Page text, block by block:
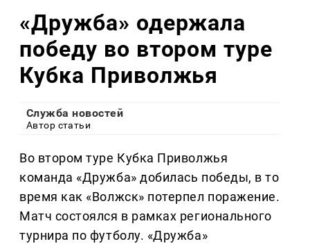
«Дружба» одержала
победу во втором туре
Кубка Приволжья
Служба новостей
Автор статьи
Во втором туре Кубка Приволжья
команда «Дружба» добилась победы, в то
время как «Волжск» потерпел поражение.
Матч состоялся в рамках регионального
турнира по футболу. «Дружба»